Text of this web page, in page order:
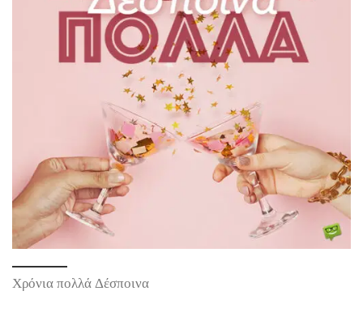
Χρόνια πολλά Δέσποινα